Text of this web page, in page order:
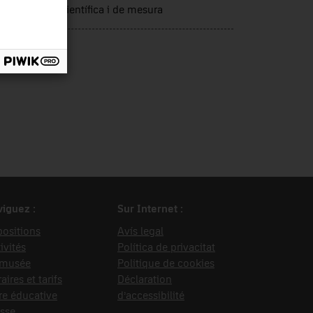
científica i de mesura
Santa Eulàlia
:
et tarifs
éducative
Sur Internet :
Avís legal
Política de privacitat
Politique de cookies
Déclaration
d’accessibilité